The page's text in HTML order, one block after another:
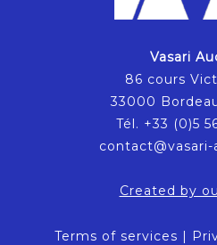
Vasari
86 cours
33000
Tél. +33 (0)5
Created by
Terms of services |